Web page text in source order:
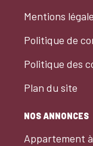
Mentions
Politique de
Politique des
Plan du site
NOS ANNONCES
Appartement